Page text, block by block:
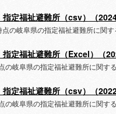
指定福祉避難所（csv）（
の岐阜県の指定福祉避難所に関す
指定福祉避難所（Excel）（
の岐阜県の指定福祉避難所に関す
指定福祉避難所（csv）（
の岐阜県の指定福祉避難所に関す